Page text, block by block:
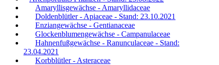
Amaryllisgewächse - Amaryllidaceae
Doldenblütler - Apiaceae - Stand: 23.10.2021
Enziangewächse - Gentianaceae
Glockenblumengewächse - Campanulaceae
Hahnenfußgewächse - Ranunculaceae - Stand:
23.04.2021
Korbblütler - Asteraceae